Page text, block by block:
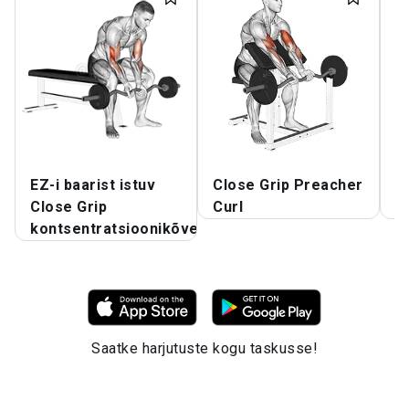
EZ-i baarist istuv
Close Grip
kontsentratsioonikõver
Close Grip Preacher
Curl
Saatke harjutuste kogu taskusse!